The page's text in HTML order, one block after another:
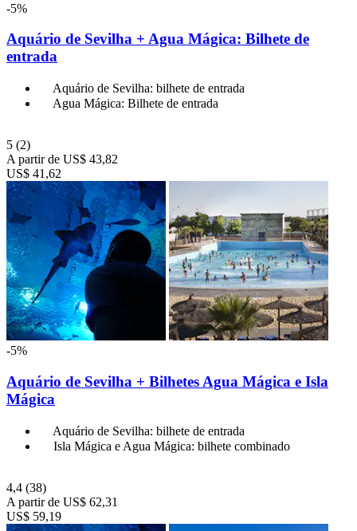
-5%
Aquário de Sevilha + Agua Mágica: Bilhete de
entrada
Aquário de Sevilha: bilhete de entrada
Agua Mágica: Bilhete de entrada
5 (2)
A partir de US$ 43,82
US$ 41,62
-5%
Aquário de Sevilha + Bilhetes Agua Mágica e Isla
Mágica
Aquário de Sevilha: bilhete de entrada
Isla Mágica e Agua Mágica: bilhete combinado
4,4 (38)
A partir de US$ 62,31
US$ 59,19